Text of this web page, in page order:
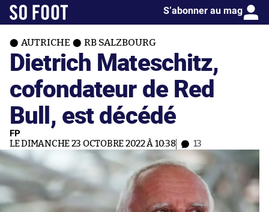
S’abonner au mag
AUTRICHE RB SALZBOURG
Dietrich Mateschitz,
cofondateur de Red
Bull, est décédé
FP
LE DIMANCHE 23 OCTOBRE 2022 À 10:38 13